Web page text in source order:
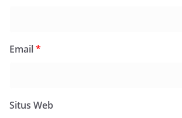
Email*
Situs Web